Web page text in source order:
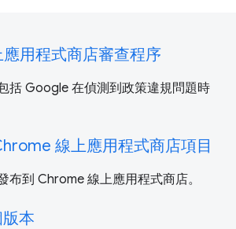
用程式商店審查程序
括 Google 在偵測到政策違規問題時
線上應用程式商店項目
布到 Chrome 線上應用程式商店。
本